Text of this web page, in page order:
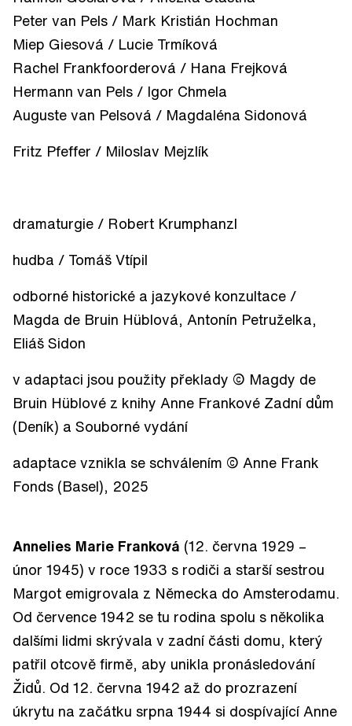
Peter van Pels / Mark Kristián Hochman
Miep Giesová / Lucie Trmíková
Rachel Frankfoorderová / Hana Frejková
Hermann van Pels / Igor Chmela
Auguste van Pelsová / Magdaléna Sidonová
Fritz Pfeffer / Miloslav Mejzlík
dramaturgie / Robert Krumphanzl
hudba / Tomáš Vtípil
odborné historické a jazykové konzultace /
Magda de Bruin Hüblová, Antonín Petruželka,
Eliáš Sidon
v adaptaci jsou použity překlady © Magdy de
Bruin Hüblové z knihy Anne Frankové Zadní dům
(Deník) a Souborné vydání
adaptace vznikla se schválením © Anne Frank
Fonds (Basel), 2025
Annelies Marie Franková (12. června 1929 –
únor 1945) v roce 1933 s rodiči a starší sestrou
Margot emigrovala z Německa do Amsterodamu.
Od července 1942 se tu rodina spolu s několika
dalšími lidmi skrývala v zadní části domu, který
patřil otcově firmě, aby unikla pronásledování
Židů. Od 12. června 1942 až do prozrazení
úkrytu na začátku srpna 1944 si dospívající Anne